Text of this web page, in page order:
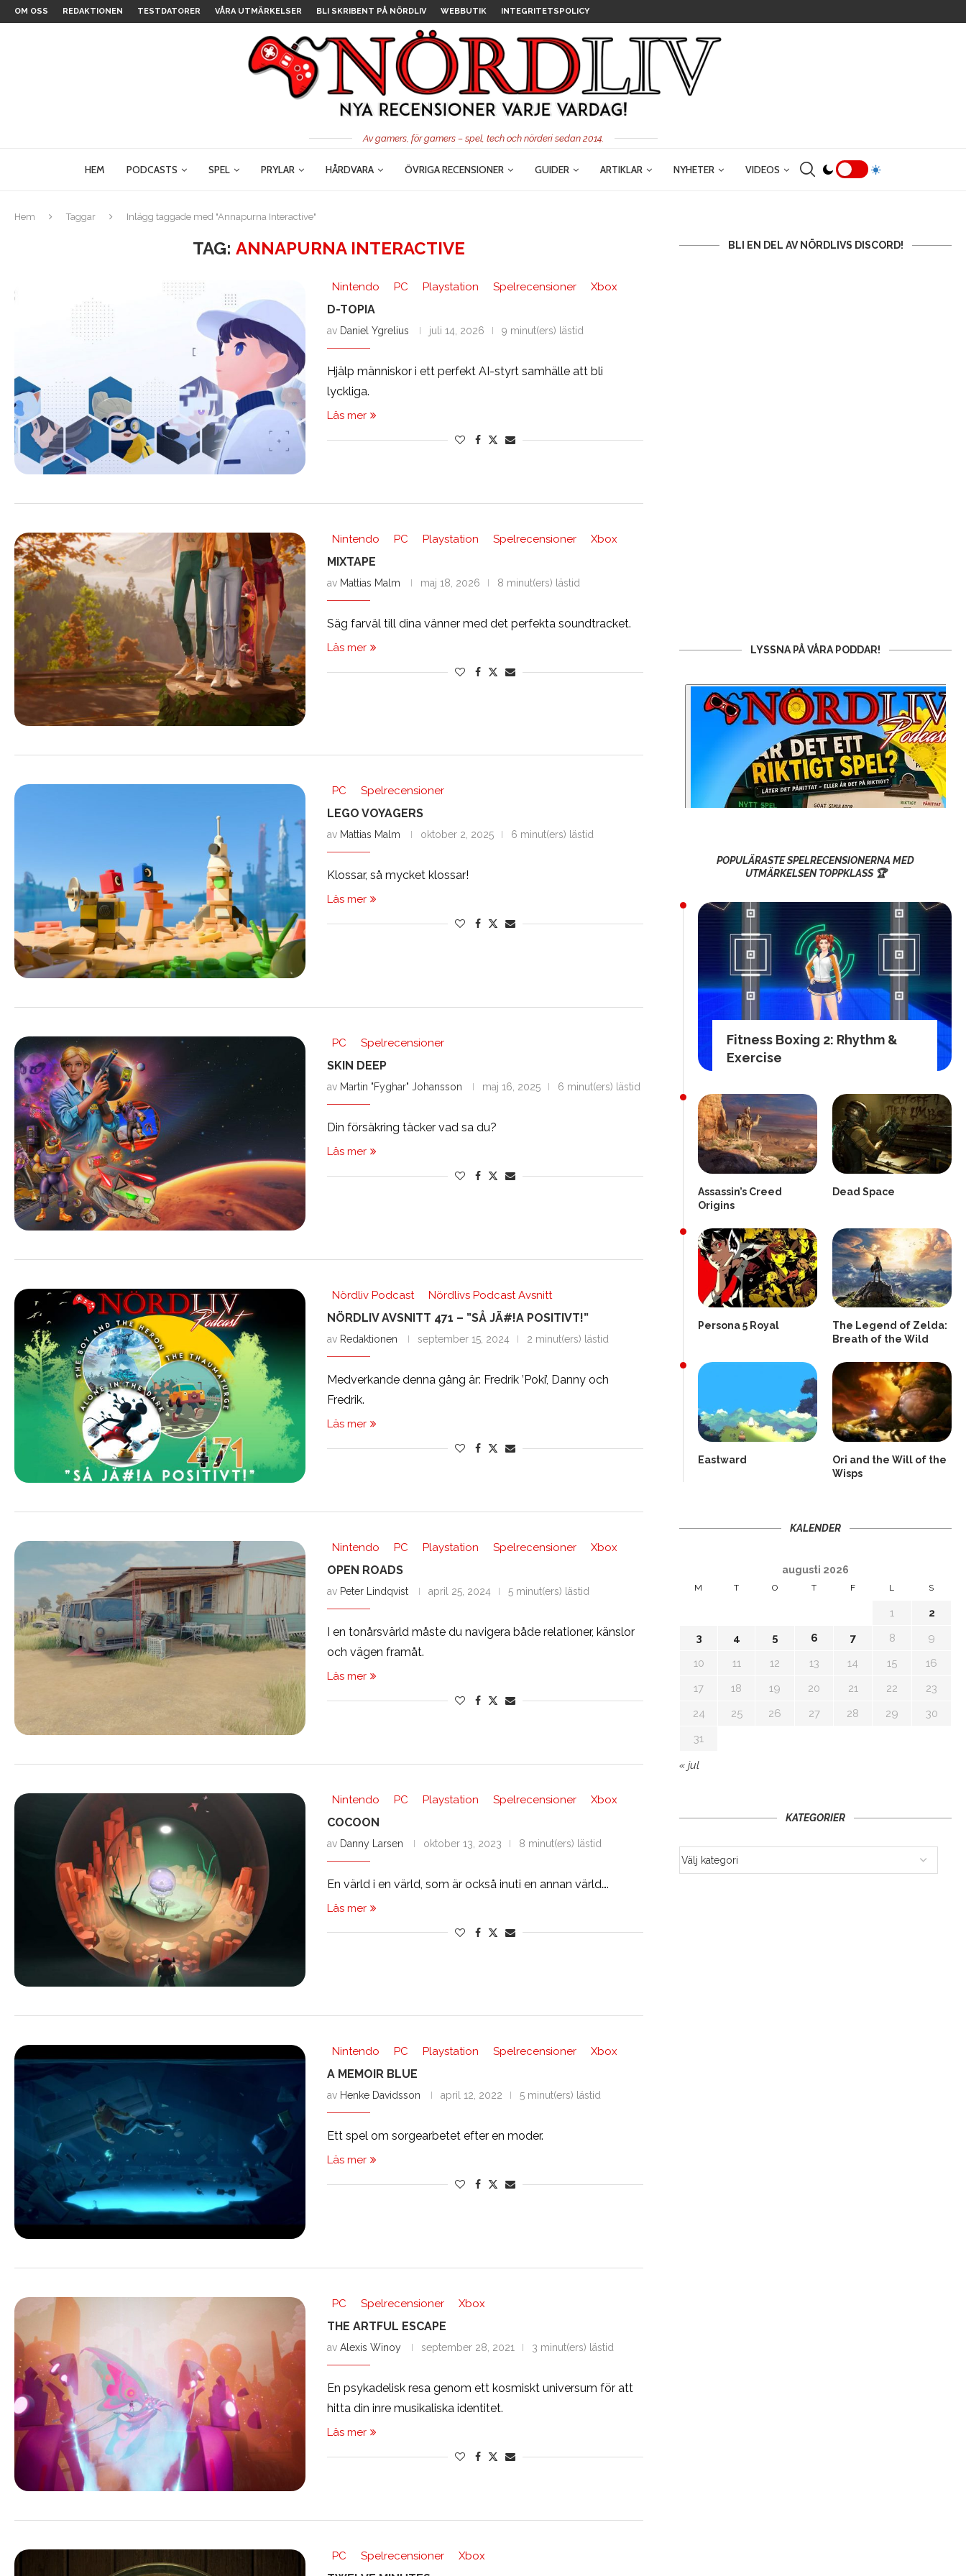
OM OSS REDAKTIONEN TESTDATORER VÅRA UTMÄRKELSER BLI SKRIBENT PÅ NÖRDLIV WEBBUTIK INTEGRITETSPOLICY
Av gamers, för gamers – spel, tech och nörderi sedan 2014.
HEM PODCASTS SPEL PRYLAR HÅRDVARA ÖVRIGA RECENSIONER GUIDER ARTIKLAR NYHETER VIDEOS
Hem Taggar Inlägg taggade med "Annapurna Interactive"
TAG:ANNAPURNA INTERACTIVE
Nintendo PC Playstation Spelrecensioner Xbox
D-TOPIA
av Daniel Ygrelius juli 14, 2026 9 minut(ers) lästid
Hjälp människor i ett perfekt AI-styrt samhälle att bli
lyckliga.
Läs mer
Nintendo PC Playstation Spelrecensioner Xbox
MIXTAPE
av Mattias Malm maj 18, 2026 8 minut(ers) lästid
Säg farväl till dina vänner med det perfekta soundtracket.
Läs mer
PC Spelrecensioner
LEGO VOYAGERS
av Mattias Malm oktober 2, 2025 6 minut(ers) lästid
Klossar, så mycket klossar!
Läs mer
PC Spelrecensioner
SKIN DEEP
av Martin "Fyghar" Johansson maj 16, 2025 6 minut(ers) lästid
Din försäkring täcker vad sa du?
Läs mer
Nördliv Podcast Nördlivs Podcast Avsnitt
NÖRDLIV AVSNITT 471 – ”SÅ JÄ#!A POSITIVT!”
av Redaktionen september 15, 2024 2 minut(ers) lästid
Medverkande denna gång är: Fredrik ’Poki’, Danny och
Fredrik.
Läs mer
Nintendo PC Playstation Spelrecensioner Xbox
OPEN ROADS
av Peter Lindqvist april 25, 2024 5 minut(ers) lästid
I en tonårsvärld måste du navigera både relationer, känslor
och vägen framåt.
Läs mer
Nintendo PC Playstation Spelrecensioner Xbox
COCOON
av Danny Larsen oktober 13, 2023 8 minut(ers) lästid
En värld i en värld, som är också inuti en annan värld….
Läs mer
Nintendo PC Playstation Spelrecensioner Xbox
A MEMOIR BLUE
av Henke Davidsson april 12, 2022 5 minut(ers) lästid
Ett spel om sorgearbetet efter en moder.
Läs mer
PC Spelrecensioner Xbox
THE ARTFUL ESCAPE
av Alexis Winoy september 28, 2021 3 minut(ers) lästid
En psykadelisk resa genom ett kosmiskt universum för att
hitta din inre musikaliska identitet.
Läs mer
PC Spelrecensioner Xbox
BLI EN DEL AV NÖRDLIVS DISCORD!
LYSSNA PÅ VÅRA PODDAR!
POPULÄRASTE SPELRECENSIONERNA MED
UTMÄRKELSEN TOPPKLASS 🏆
Fitness Boxing 2: Rhythm &
Exercise
Assassin’s Creed
Origins
Dead Space
Persona 5 Royal
The Legend of Zelda:
Breath of the Wild
Eastward
Ori and the Will of the
Wisps
KALENDER
augusti 2026
M T O T F L S
1
2
3
4 5 6 7 8
9
10
11 12 13 14 15
16
17
18 19 20 21 22
23
24
25 26 27 28 29
30
31
« jul
KATEGORIER